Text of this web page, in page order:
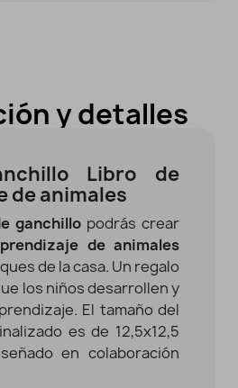
y detalles
Libro de
de animales
ganchillo podrás crear
de animales
de la casa. Un regalo
los niños desarrollen y
El tamaño del
es de 12,5x12,5
en colaboración